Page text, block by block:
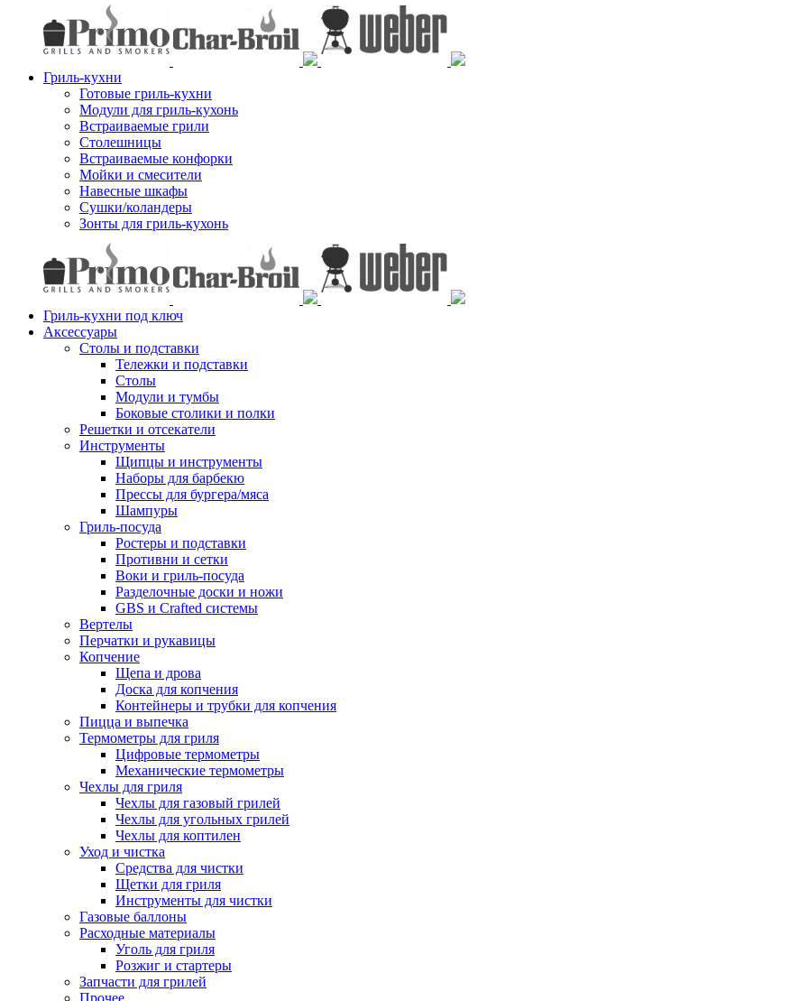
Гриль-кухни
Готовые гриль-кухни
Модули для гриль-кухонь
Встраиваемые грили
Столешницы
Встраиваемые конфорки
Мойки и смесители
Навесные шкафы
Сушки/коландеры
Зонты для гриль-кухонь
Гриль-кухни под ключ
Аксессуары
Столы и подставки
Тележки и подставки
Столы
Модули и тумбы
Боковые столики и полки
Решетки и отсекатели
Инструменты
Щипцы и инструменты
Наборы для барбекю
Прессы для бургера/мяса
Шампуры
Гриль-посуда
Ростеры и подставки
Противни и сетки
Воки и гриль-посуда
Разделочные доски и ножи
GBS и Crafted системы
Вертелы
Перчатки и рукавицы
Копчение
Щепа и дрова
Доска для копчения
Контейнеры и трубки для копчения
Пицца и выпечка
Термометры для гриля
Цифровые термометры
Механические термометры
Чехлы для гриля
Чехлы для газовый грилей
Чехлы для угольных грилей
Чехлы для коптилен
Уход и чистка
Средства для чистки
Щетки для гриля
Инструменты для чистки
Газовые баллоны
Расходные материалы
Уголь для гриля
Розжиг и стартеры
Запчасти для грилей
Прочее